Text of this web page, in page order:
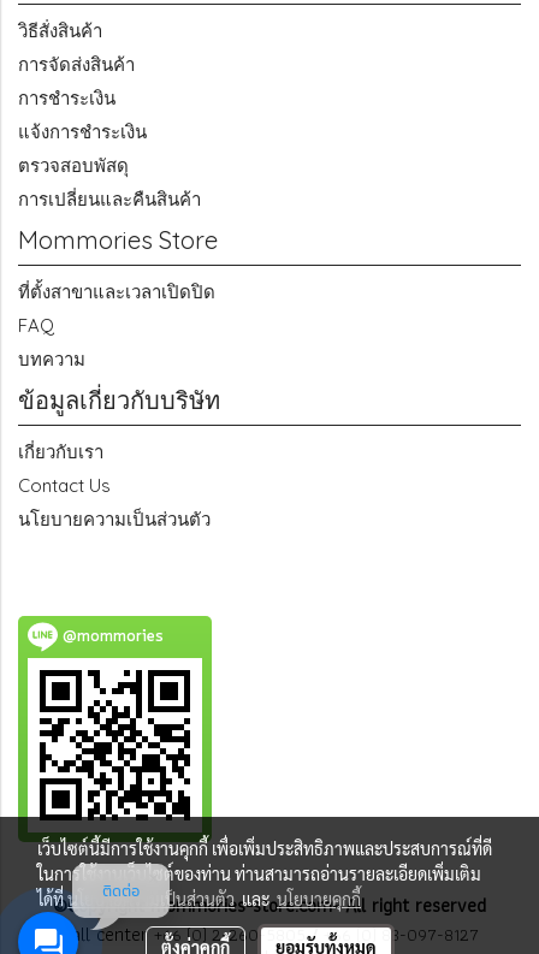
วิธีสั่งสินค้า
การจัดส่งสินค้า
การชำระเงิน
แจ้งการชำระเงิน
ตรวจสอบพัสดุ
การเปลี่ยนและคืนสินค้า
Mommories Store
ที่ตั้งสาขาและเวลาเปิดปิด
FAQ
บทความ
ข้อมูลเกี่ยวกับบริษัท
เกี่ยวกับเรา
Contact Us
นโยบายความเป็นส่วนตัว
@mommories
©Copyright mommories-store.com- All right reserved
Call center+66 (0) 2-260-5805/+66 (0) 83-097-8127
เว็บไซต์นี้มีการใช้งานคุกกี้ เพื่อเพิ่มประสิทธิภาพและประสบการณ์ที่ดี
ในการใช้งานเว็บไซต์ของท่าน ท่านสามารถอ่านรายละเอียดเพิ่มเติม
ได้ที่นโยบายความเป็นส่วนตัวและนโยบายคุกกี้
ตั้งค่าคุกกี้ ยอมรับทั้งหมด
ติดต่อ